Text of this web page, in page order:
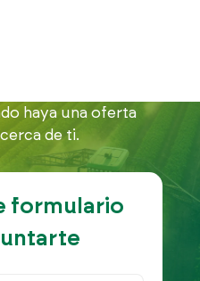
haya una oferta
de ti.
formulario